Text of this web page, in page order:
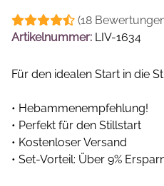
(18
Artikelnummer: LIV-1634
Für den idealen Start in die
• Hebammenempfehlung!
• Perfekt für den Stillstart
• Kostenloser Versand
• Set-Vorteil: Über 9%